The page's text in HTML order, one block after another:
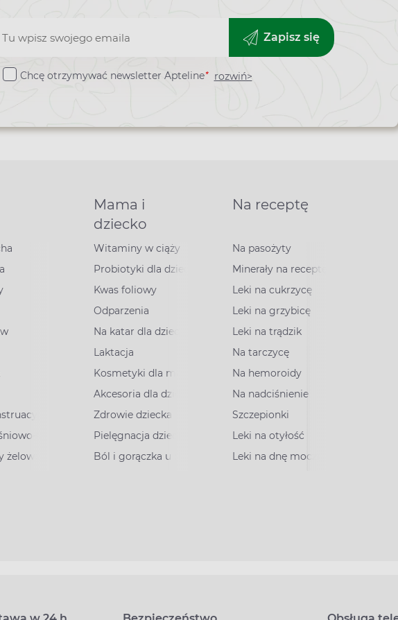
Zapisz się
Chcę otrzymywać newsletter Apteline* rozwiń>
stawowe
żelowe
Mama i
dziecko
Witaminy w ciąży
Probiotyki dla dzieci
Kwas foliowy
Odparzenia
Na katar dla dzieci
Laktacja
Kosmetyki dla mam
Akcesoria dla dzieci
Zdrowie dziecka
Pielęgnacja dziecka
Ból i gorączka u dzieci
Na receptę
Na pasożyty
Minerały na receptę
Leki na cukrzycę
Leki na grzybicę
Leki na trądzik
Na tarczycę
Na hemoroidy
Na nadciśnienie
Szczepionki
Leki na otyłość
Leki na dnę moczanową